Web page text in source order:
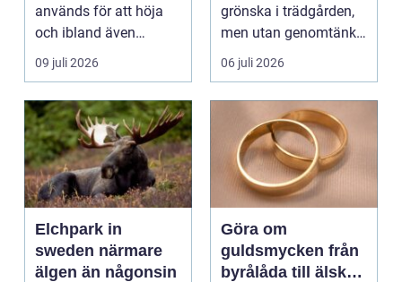
används för att höja
och ibland även
positionera tunga
objekt, so...
09 juli 2026
grönska i trädgården,
men utan genomtänkt
beskärning blir de...
06 juli 2026
Elchpark in
sweden närmare
älgen än någonsin
Göra om
guldsmycken från
byrålåda till älskad